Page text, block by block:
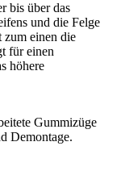
bis über das
und die Felge
zum einen die
für einen
höhere
Gummizüge
Demontage.